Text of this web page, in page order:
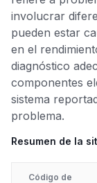
involucrar
pueden estar
en el
diagnóstico
componentes
sistema
problema.
Resumen de la
Código de